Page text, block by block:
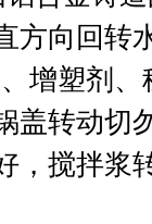
方向回转
增塑剂、
盖转动切
，搅拌浆